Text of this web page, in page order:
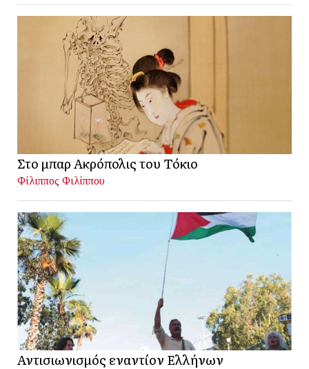
Στο μπαρ Ακρόπολις του Τόκιο
Φίλιππος Φιλίππου
Αντισιωνισμός εναντίον Ελλήνων